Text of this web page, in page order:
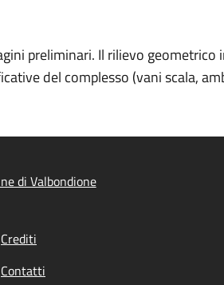
preliminari. Il rilievo
del complesso (vani scala,
di Valbondione
Crediti
Contatti